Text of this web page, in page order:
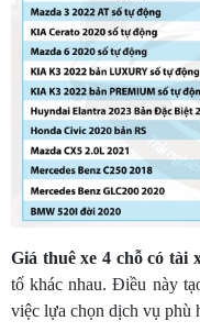
Giá thuê xe 4 chỗ có tài
tố khác nhau. Điều này
việc lựa chọn dịch vụ phù